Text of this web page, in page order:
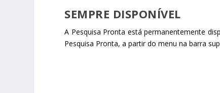
SEMPRE DISPONÍVEL
A Pesquisa Pronta está permanentemente
Pesquisa Pronta, a partir do menu na barra